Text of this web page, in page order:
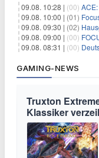
09.08. 10:28 | (00) ACE:
09.08. 10:00 | (01) Focus
09.08. 09:30 | (02)
09.08. 09:00 | (00)
09.08. 08:31 | (00)
GAMING-NEWS
Truxton
Klassiker